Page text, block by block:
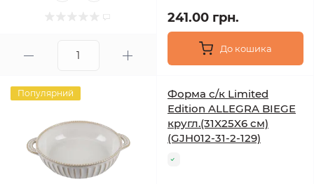
241.00 грн.
До кошика
Популярний
Форма с/к Limited
Edition ALLEGRA BIEGE
кругл.(31X25X6 см)
(GJH012-31-2-129)